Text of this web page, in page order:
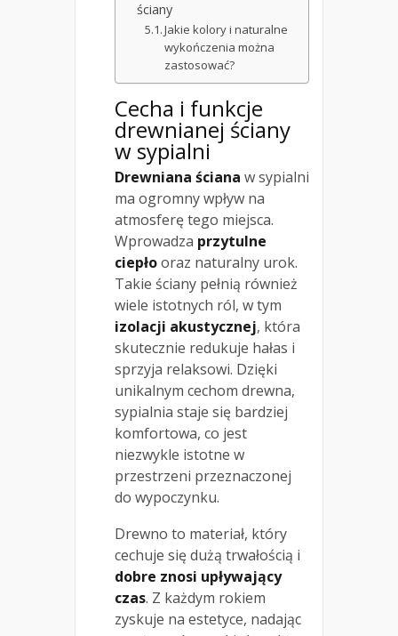
ściany
Jakie kolory i naturalne
wykończenia można
zastosować?
Cecha i funkcje
drewnianej ściany
w sypialni
Drewniana ściana w sypialni
ma ogromny wpływ na
atmosferę tego miejsca.
Wprowadza przytulne
ciepłooraz naturalny urok.
Takie ściany pełnią również
wiele istotnych ról, w tym
izolacji akustycznej, która
skutecznie redukuje hałas i
sprzyja relaksowi. Dzięki
unikalnym cechom drewna,
sypialnia staje się bardziej
komfortowa, co jest
niezwykle istotne w
przestrzeni przeznaczonej
do wypoczynku.
Drewno to materiał, który
cechuje się dużą trwałością i
dobre znosi upływający
czas. Z każdym rokiem
zyskuje na estetyce, nadając